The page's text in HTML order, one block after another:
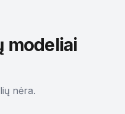
modeliai
nėra.